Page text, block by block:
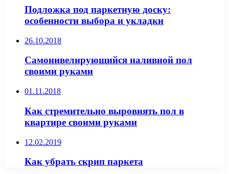
Подложка под паркетную доску:
особенности выбора и укладки
26.10.2018
Самонивелирующийся наливной пол
своими руками
01.11.2018
Как стремительно выровнять пол в
квартире своими руками
12.02.2019
Как убрать скрип паркета